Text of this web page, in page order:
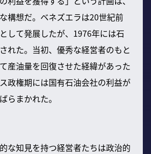
構想だ。ベネズエラは20世紀前
して発展したが、1976年には石
れた。当初、優秀な経営者のもと
産油量を回復させた経緯があった
政権期には国有石油会社の利益が
らまかれた。
な知見を持つ経営者たちは政治的